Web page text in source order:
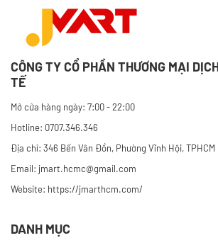
CÔNG TY CỔ PHẦN THƯƠNG MẠI
TẾ
Mở cửa hàng ngày: 7:00 - 22:00
Hotline: 0707.346.346
Địa chỉ: 346 Bến Vân Đồn, Phường Vĩnh Hội, TPHCM
Email: jmart.hcmc@gmail.com
Website: https://jmarthcm.com/
DANH MỤC